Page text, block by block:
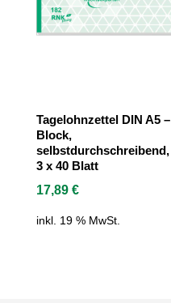
Tagelohnzettel DIN A5 –
Block,
selbstdurchschreibend,
3 x 40 Blatt
17,89 €
inkl. 19 % MwSt.